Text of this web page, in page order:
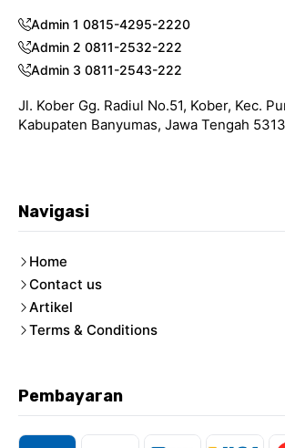
Admin 1 0815-4295-2220
Admin 2 0811-2532-222
Admin 3 0811-2543-222
Jl. Kober Gg. Radiul No.51, Kober, Kec.
Kabupaten Banyumas, Jawa Tengah
Navigasi
Home
Contact us
Artikel
Terms & Conditions
Pembayaran